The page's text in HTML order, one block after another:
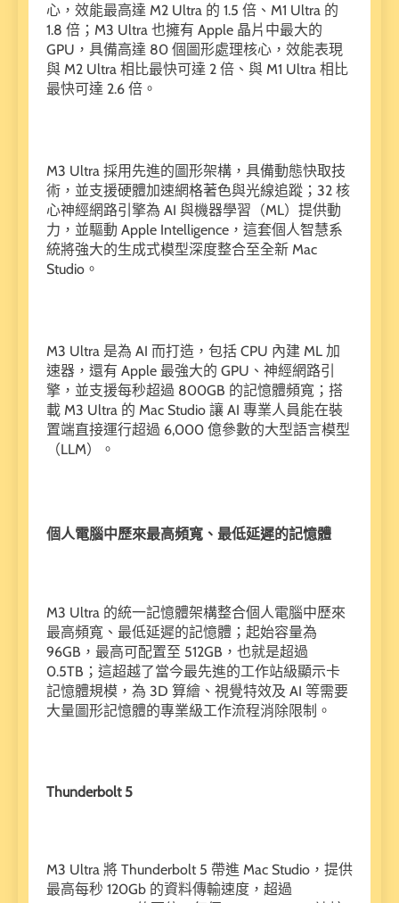
心，效能最高達 M2 Ultra 的 1.5 倍、M1 Ultra 的
1.8 倍；M3 Ultra 也擁有 Apple 晶片中最大的
GPU，具備高達 80 個圖形處理核心，效能表現
與 M2 Ultra 相比最快可達 2 倍、與 M1 Ultra 相比
最快可達 2.6 倍。
M3 Ultra 採用先進的圖形架構，具備動態快取技
術，並支援硬體加速網格著色與光線追蹤；32 核
心神經網路引擎為 AI 與機器學習（ML）提供動
力，並驅動 Apple Intelligence，這套個人智慧系
統將強大的生成式模型深度整合至全新 Mac
Studio。
M3 Ultra 是為 AI 而打造，包括 CPU 內建 ML 加
速器，還有 Apple 最強大的 GPU、神經網路引
擎，並支援每秒超過 800GB 的記憶體頻寬；搭
載 M3 Ultra 的 Mac Studio 讓 AI 專業人員能在裝
置端直接運行超過 6,000 億參數的大型語言模型
（LLM）。
個人電腦中歷來最高頻寬、最低延遲的記憶體
M3 Ultra 的統一記憶體架構整合個人電腦中歷來
最高頻寬、最低延遲的記憶體；起始容量為
96GB，最高可配置至 512GB，也就是超過
0.5TB；這超越了當今最先進的工作站級顯示卡
記憶體規模，為 3D 算繪、視覺特效及 AI 等需要
大量圖形記憶體的專業級工作流程消除限制。
Thunderbolt 5
M3 Ultra 將 Thunderbolt 5 帶進 Mac Studio，提供
最高每秒 120Gb 的資料傳輸速度，超過